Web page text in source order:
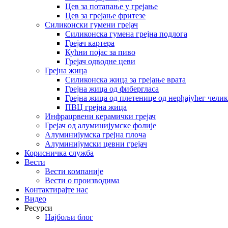
Цев за потапање у грејање
Цев за грејање фритезе
Силиконски гумени грејач
Силиконска гумена грејна подлога
Грејач картера
Кућни појас за пиво
Грејач одводне цеви
Грејна жица
Силиконска жица за грејање врата
Грејна жица од фибергласа
Грејна жица од плетенице од нерђајућег
ПВЦ грејна жица
Инфрацрвени керамички грејач
Грејач од алуминијумске фолије
Алуминијумска грејна плоча
Алуминијумски цевни грејач
Корисничка служба
Вести
Вести компаније
Вести о производима
Контактирајте нас
Видео
Ресурси
Најбољи блог